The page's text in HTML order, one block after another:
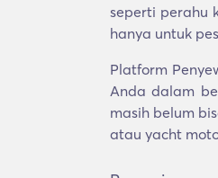
seperti perahu
hanya untuk
Platform
Anda dalam
masih belum
atau yacht